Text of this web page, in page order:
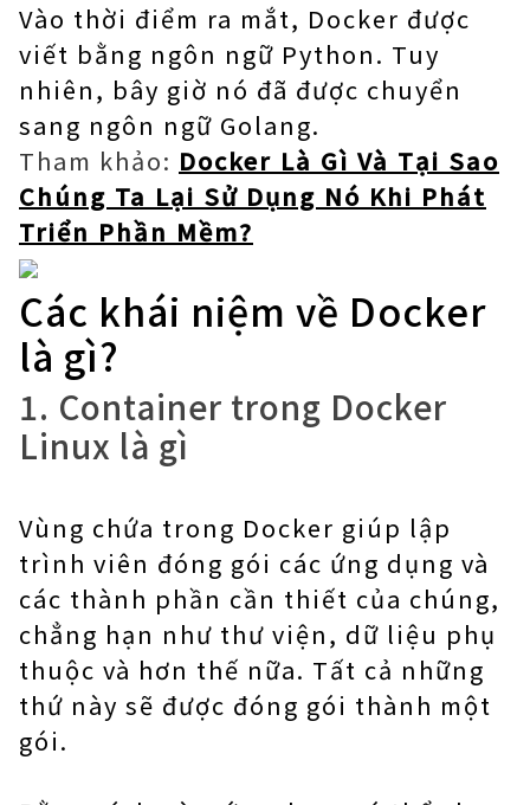
Vào thời điểm ra mắt, Docker được
viết bằng ngôn ngữ Python. Tuy
nhiên, bây giờ nó đã được chuyển
sang ngôn ngữ Golang.
Tham khảo: Docker Là Gì Và Tại Sao
Chúng Ta Lại Sử Dụng Nó Khi Phát
Triển Phần Mềm?
Các khái niệm về Docker
là gì?
1. Container trong Docker
Linux là gì
Vùng chứa trong Docker giúp lập
trình viên đóng gói các ứng dụng và
các thành phần cần thiết của chúng,
chẳng hạn như thư viện, dữ liệu phụ
thuộc và hơn thế nữa. Tất cả những
thứ này sẽ được đóng gói thành một
gói.